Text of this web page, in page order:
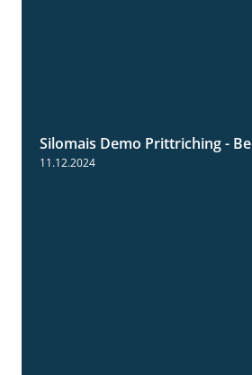
Silomais Demo Prittriching -
11.12.2024